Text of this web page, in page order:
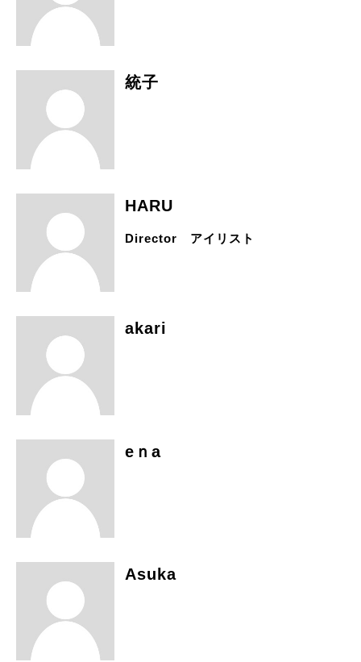
統子
HARU
Director アイリスト
akari
eｎa
Asuka